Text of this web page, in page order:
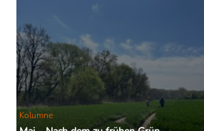
Kolumne